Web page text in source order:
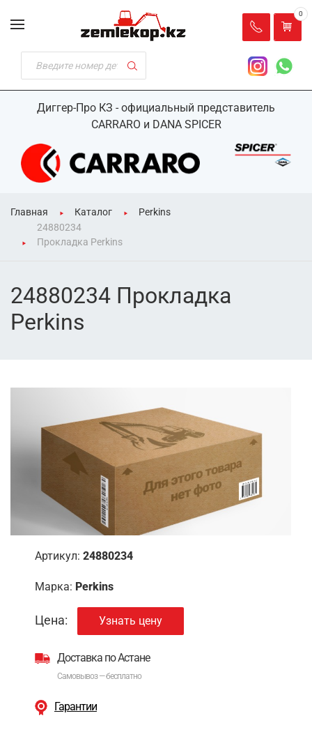
Диггер-Про КЗ - официальный представитель
CARRARO и DANA SPICER
0
Главная Каталог
Perkins
24880234
Прокладка Perkins
24880234 Прокладка
Perkins
Артикул: 24880234
Марка: Perkins
Цена: Узнать цену
Доставка по Астане
Самовывоз — бесплатно
Гарантии